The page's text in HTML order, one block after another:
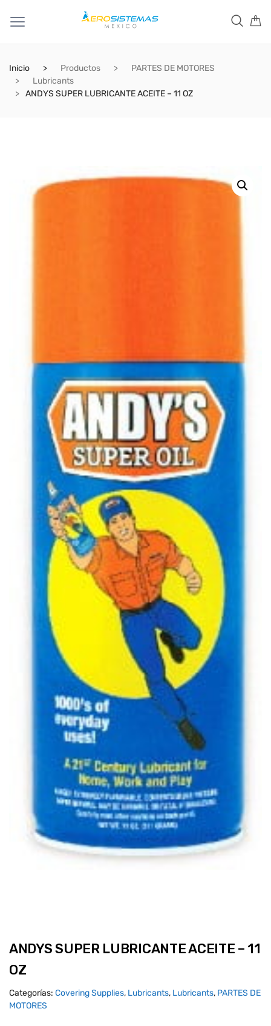
Inicio Productos
PARTES DE MOTORES
Lubricants
ANDYS SUPER LUBRICANTE ACEITE – 11 OZ
ANDYS SUPER LUBRICANTE ACEITE – 11
OZ
Categorías: Covering Supplies, Lubricants, Lubricants, PARTES DE
MOTORES